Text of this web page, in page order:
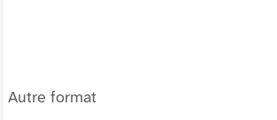
Autre format